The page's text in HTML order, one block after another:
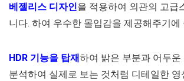
베젤리스 디자인을 적용하여 외관의 고급
니다. 하여 우수한 몰입감을 제공해주기에
HDR 기능을 탑재하여 밝은 부분과 어두운
분석하여 실제로 보는 것처럼 디테일한 영